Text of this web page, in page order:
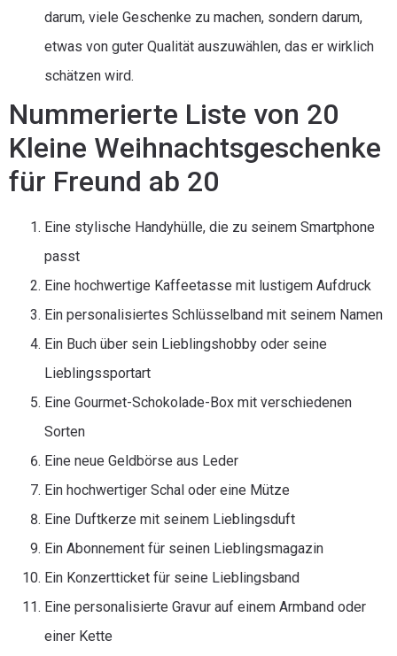
darum, viele Geschenke zu machen, sondern darum,
etwas von guter Qualität auszuwählen, das er wirklich
schätzen wird.
Nummerierte Liste von 20
Kleine Weihnachtsgeschenke
für Freund ab 20
Eine stylische Handyhülle, die zu seinem Smartphone
passt
Eine hochwertige Kaffeetasse mit lustigem Aufdruck
Ein personalisiertes Schlüsselband mit seinem Namen
Ein Buch über sein Lieblingshobby oder seine
Lieblingssportart
Eine Gourmet-Schokolade-Box mit verschiedenen
Sorten
Eine neue Geldbörse aus Leder
Ein hochwertiger Schal oder eine Mütze
Eine Duftkerze mit seinem Lieblingsduft
Ein Abonnement für seinen Lieblingsmagazin
Ein Konzertticket für seine Lieblingsband
Eine personalisierte Gravur auf einem Armband oder
einer Kette